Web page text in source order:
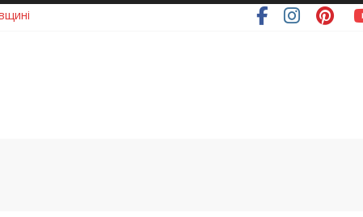
легендарного монастиря (Фото)